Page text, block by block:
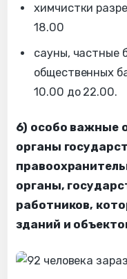
химчистки
18.00
сауны, частные
общественных
10.00 до 22.00.
6) особо важные
органы
органы,
работников,
зданий и